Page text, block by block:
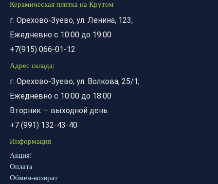
Керамическая плитка на Крутом
г. Орехово-Зуево, ул. Ленина, 123;
Ежедневно с 10:00 до 19:00
+7(915) 066-01-12
Адрес склада:
г. Орехово-Зуево, ул. Волкова, 25/1;
Ежедневно с 10:00 до 18:00
Вторник — выходной день
+7 (991) 132-43-40
Информация
Акция!
Оплата
Обмен-возврат